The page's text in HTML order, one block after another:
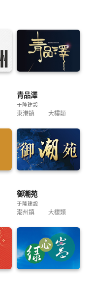
青品澤
于隆建設
東港鎮 大樓類
御潮苑
于隆建設
潮州鎮 大樓類